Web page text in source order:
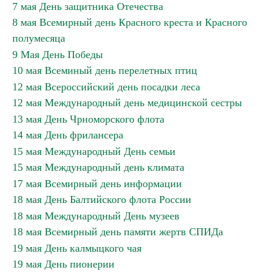
7 мая День защитника Отечества
8 мая Всемирный день Красного креста и Красного
полумесяца
9 Мая День Победы
10 мая Всеминый день перелетных птиц
12 мая Всероссийский день посадки леса
12 мая Международный день медицинской сестры
13 мая День Чрноморского флота
14 мая День фрилансера
15 мая Международный День семьи
15 мая Международный день климата
17 мая Всемирный день информации
18 мая День Балтийского флота России
18 мая Международный День музеев
18 мая Всемирный день памяти жертв СПИДа
19 мая День калмыцкого чая
19 мая День пионерии